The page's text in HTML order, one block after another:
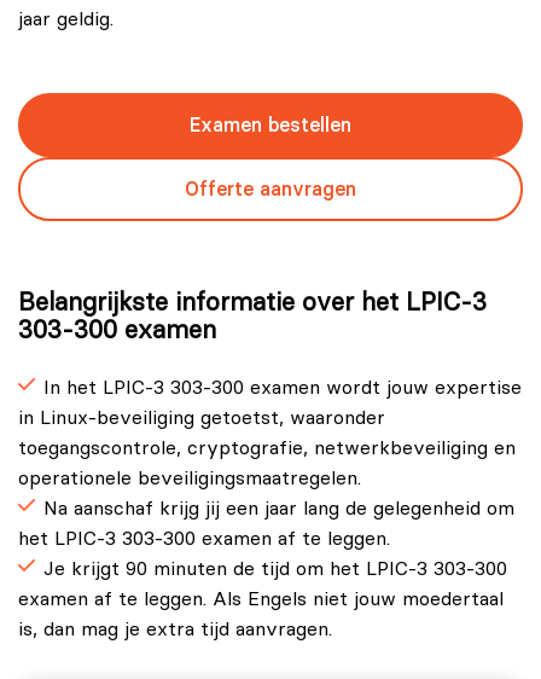
jaar geldig.
Examen bestellen
Offerte aanvragen
Belangrijkste informatie over het LPIC-3
303-300 examen
In het LPIC-3 303-300 examen wordt jouw expertise
in Linux-beveiliging getoetst, waaronder
toegangscontrole, cryptografie, netwerkbeveiliging en
operationele beveiligingsmaatregelen.
Na aanschaf krijg jij een jaar lang de gelegenheid om
het LPIC-3 303-300 examen af te leggen.
Je krijgt 90 minuten de tijd om het LPIC-3 303-300
examen af te leggen. Als Engels niet jouw moedertaal
is, dan mag je extra tijd aanvragen.